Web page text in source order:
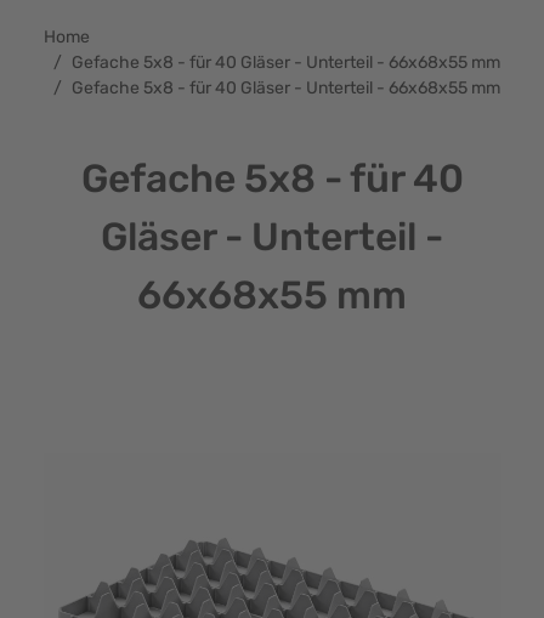
Home
/ Gefache 5x8 - für 40 Gläser - Unterteil - 66x68x55 mm
/ Gefache 5x8 - für 40 Gläser - Unterteil - 66x68x55 mm
Gefache 5x8 - für 40
Gläser - Unterteil -
66x68x55 mm